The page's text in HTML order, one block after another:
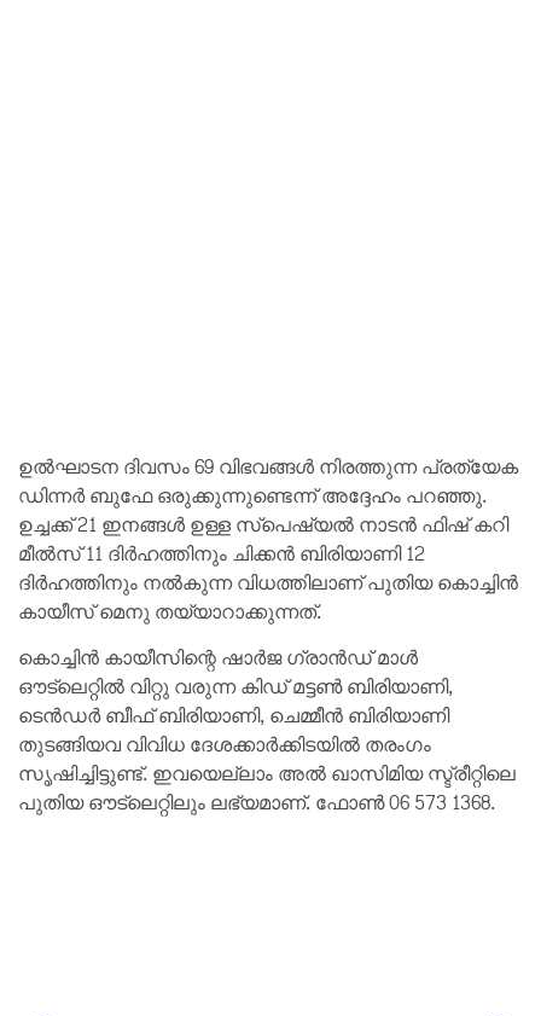
ഉൽഘാടന ദിവസം 69 വിഭവങ്ങൾ നിരത്തുന്ന പ്രത്യേക
ഡിന്നർ ബുഫേ ഒരുക്കുന്നുണ്ടെന്ന് അദ്ദേഹം പറഞ്ഞു.
ഉച്ചക്ക് 21 ഇനങ്ങൾ ഉള്ള സ്പെഷ്യൽ നാടൻ ഫിഷ് കറി
മീൽസ് 11 ദിർഹത്തിനും ചിക്കൻ ബിരിയാണി 12
ദിർഹത്തിനും നൽകുന്ന വിധത്തിലാണ് പുതിയ കൊച്ചിൻ
കായീസ് മെനു തയ്യാറാക്കുന്നത്.
കൊച്ചിൻ കായീസിന്റെ ഷാർജ ഗ്രാൻഡ് മാൾ
ഔട്ലെറ്റിൽ വിറ്റു വരുന്ന കിഡ് മട്ടൺ ബിരിയാണി,
ടെൻഡർ ബീഫ് ബിരിയാണി, ചെമ്മീൻ ബിരിയാണി
തുടങ്ങിയവ വിവിധ ദേശക്കാർക്കിടയിൽ തരംഗം
സൃഷിച്ചിട്ടുണ്ട്. ഇവയെല്ലാം അൽ ഖാസിമിയ സ്ട്രീറ്റിലെ
പുതിയ ഔട്ലെറ്റിലും ലഭ്യമാണ്. ഫോൺ 06 573 1368.